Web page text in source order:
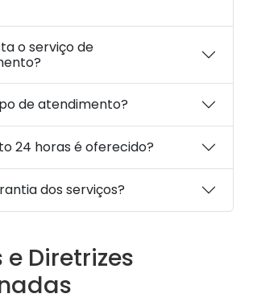
o serviço de
de atendimento?
24 horas é oferecido?
dos serviços?
Diretrizes